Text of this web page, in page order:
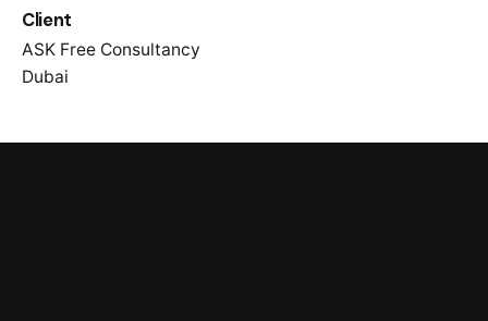
Client
ASK Free Consultancy
Dubai